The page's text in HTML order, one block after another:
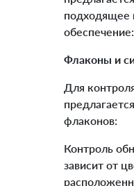
подходящее
обеспечение:
Флаконы и
Для
флаконов:
Контроль
зависит от